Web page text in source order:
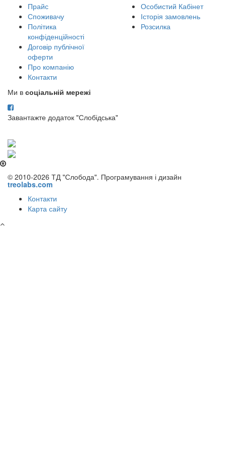
Прайс
Споживачу
Політика
конфіденційності
Договір публічної
оферти
Про компанію
Контакти
Особистий Кабінет
Історія замовлень
Розсилка
Ми в соціальній мережі
Завантажте додаток "Слобідська"
© 2010-2026 ТД "Слобода". Програмування і дизайн
treolabs.com
Контакти
Карта сайту